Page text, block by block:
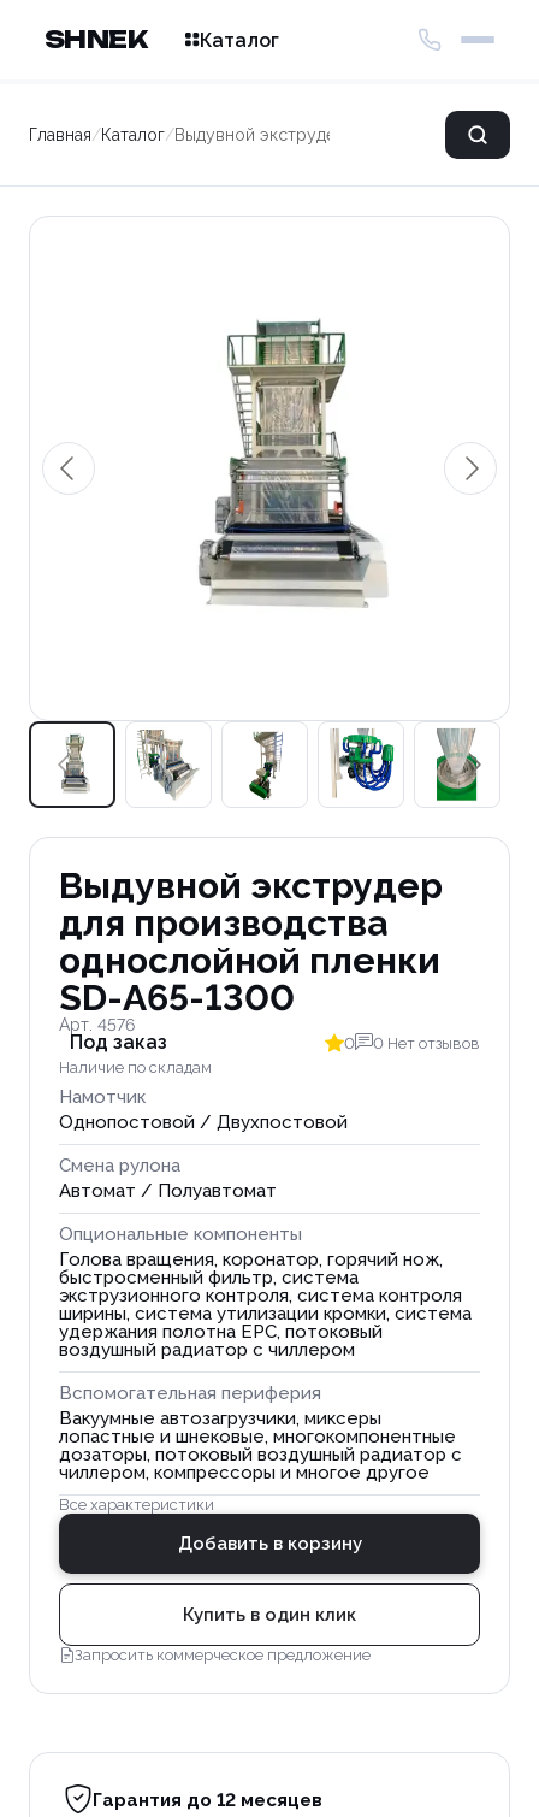
SHNEK Каталог
Главная/Каталог/Выдувной экструдер для производства
Выдувной экструдер
для производства
однослойной пленки
SD-A65-1300
Арт. 4576
Под заказ
Наличие по складам
0 0 Нет отзывов
Намотчик
Однопостовой / Двухпостовой
Смена рулона
Автомат / Полуавтомат
Опциональные компоненты
Голова вращения, коронатор, горячий нож,
быстросменный фильтр, система
экструзионного контроля, система контроля
ширины, система утилизации кромки, сиcтема
удержания полотна EPC, потоковый
воздушный радиатор с чиллером
Вспомогательная периферия
Вакуумные автозагрузчики, миксеры
лопастные и шнековые, многокомпонентные
дозаторы, потоковый воздушный радиатор с
чиллером, компрессоры и многое другое
Все характеристики
Добавить в корзину
Купить в один клик
Запросить коммерческое предложение
Гарантия до 12 месяцев